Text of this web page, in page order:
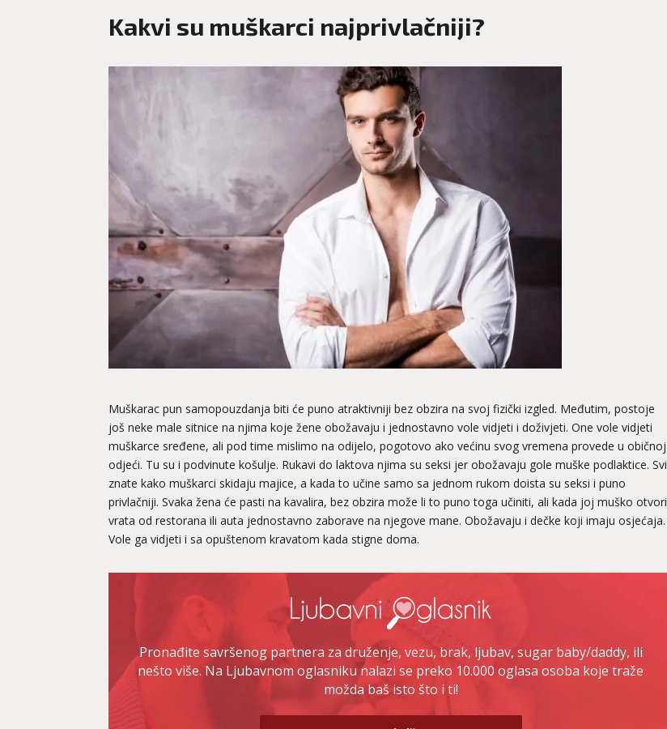
Kakvi su muškarci najprivlačniji?
Muškarac pun samopouzdanja biti će puno atraktivniji bez obzira na svoj fizički izgled. Međutim, postoje
još neke male sitnice na njima koje žene obožavaju i jednostavno vole vidjeti i doživjeti. One vole vidjeti
muškarce sređene, ali pod time mislimo na odijelo, pogotovo ako većinu svog vremena provede u običnoj
odjeći. Tu su i podvinute košulje. Rukavi do laktova njima su seksi jer obožavaju gole muške podlaktice. Svi
znate kako muškarci skidaju majice, a kada to učine samo sa jednom rukom doista su seksi i puno
privlačniji. Svaka žena će pasti na kavalira, bez obzira može li to puno toga učiniti, ali kada joj muško otvori
vrata od restorana ili auta jednostavno zaborave na njegove mane. Obožavaju i dečke koji imaju osjećaja.
Vole ga vidjeti i sa opuštenom kravatom kada stigne doma.
Pronađite savršenog partnera za druženje, vezu, brak, ljubav, sugar baby/daddy, ili
nešto više. Na Ljubavnom oglasniku nalazi se preko 10.000 oglasa osoba koje traže
možda baš isto što i ti!